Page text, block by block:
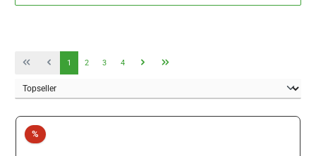
Seite
1 Seite
2 Seite
3 Seite
4
%Rabatt